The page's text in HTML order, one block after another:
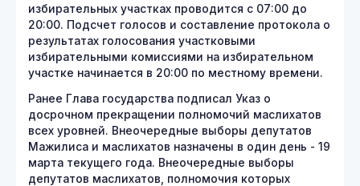
избирательных участках проводится с 07:00 до
20:00. Подсчет голосов и составление протокола о
результатах голосования участковыми
избирательными комиссиями на избирательном
участке начинается в 20:00 по местному времени.
Ранее Глава государства подписал Указ о
досрочном прекращении полномочий маслихатов
всех уровней. Внеочередные выборы депутатов
Мажилиса и маслихатов назначены в один день - 19
марта текущего года. Внеочередные выборы
депутатов маслихатов, полномочия которых